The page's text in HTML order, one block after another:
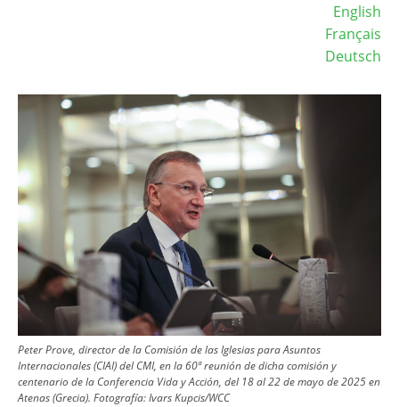
English
Français
Deutsch
Peter Prove, director de la Comisión de las Iglesias para Asuntos
Internacionales (CIAI) del CMI, en la 60ª reunión de dicha comisión y
centenario de la Conferencia Vida y Acción, del 18 al 22 de mayo de 2025 en
Atenas (Grecia). Fotografía:Ivars Kupcis/WCC